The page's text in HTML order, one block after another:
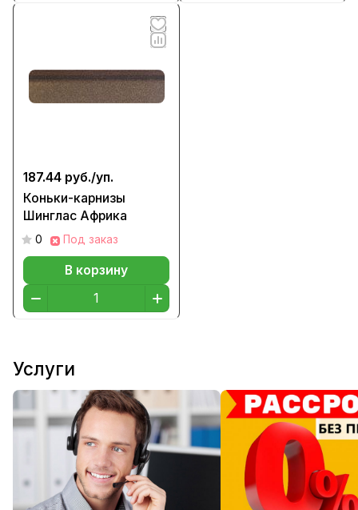
187.44 руб./уп.
Коньки-карнизы
Шинглас Африка
0 Под заказ
В корзину
Услуги